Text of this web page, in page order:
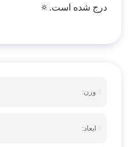
درج شده است.🔅
وزن:
ابعاد: